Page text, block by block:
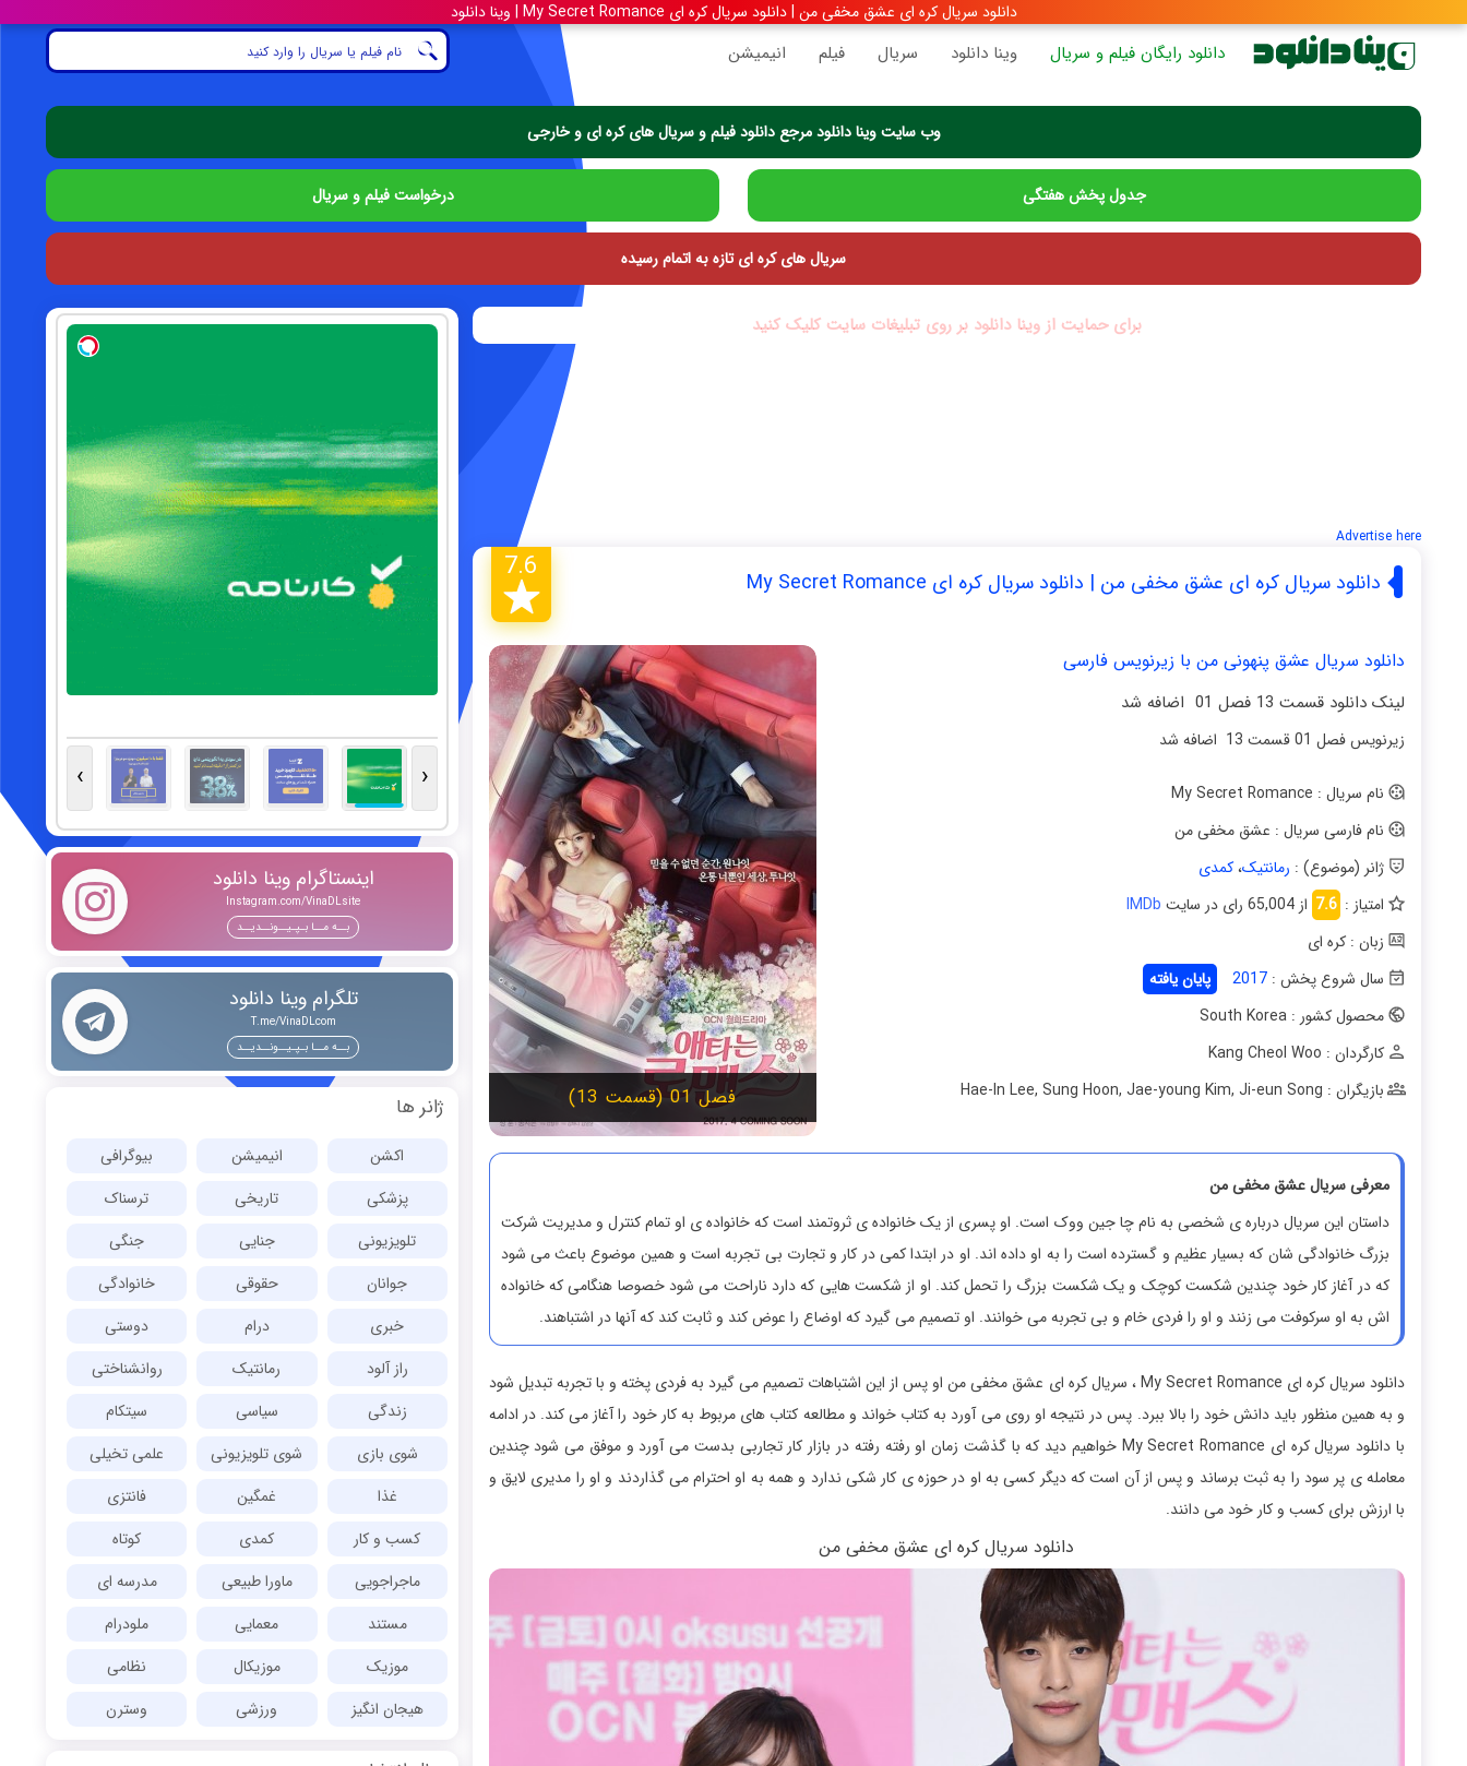
دانلود سریال کره ای عشق مخفی من | دانلود سریال کره ای My Secret Romance | وینا دانلود
دانلود رایگان فیلم و سریال وینا دانلود سریال فیلم انیمیشن
وب سایت وینا دانلود مرجع دانلود فیلم و سریال های کره ای و خارجی
جدول پخش هفتگی درخواست فیلم و سریال
سریال های کره ای تازه به اتمام رسیده
برای حمایت از وینا دانلود بر روی تبلیغات سایت کلیک کنید
Advertise here
دانلود سریال کره ای عشق مخفی من | دانلود سریال کره ای My Secret Romance 7.6
فصل 01 (قسمت 13)
دانلود سریال عشق پنهونی من با زیرنویس فارسی
لینک دانلود قسمت 13 فصل 01 اضافه شد
زیرنویس فصل 01 قسمت 13 اضافه شد
نام سریال : My Secret Romance
نام فارسی سریال : عشق مخفی من
ژانر (موضوع) : رمانتیک،کمدی
امتیاز : 7.6 از 65,004 رای در سایت
IMDb
زبان : کره ای
سال شروع پخش : 2017
پایان یافته
محصول کشور : South Korea
کارگردان : Kang Cheol Woo
بازیگران : Hae-In Lee
, Sung Hoon, Jae-young Kim, Ji-eun Song
معرفی سریال عشق مخفی من
داستان این سریال درباره ی شخصی به نام چا جین ووک است. او پسری از یک خانواده ی ثروتمند است که خانواده ی او تمام کنترل و مدیریت شرکت
بزرگ خانوادگی شان که بسیار عظیم و گسترده است را به او داده اند. او در ابتدا کمی در کار و تجارت بی تجربه است و همین موضوع باعث می شود
که در آغاز کار خود چندین شکست کوچک و یک شکست بزرگ را تحمل کند. او از شکست هایی که دارد ناراحت می شود خصوصا هنگامی که خانواده
اش به او سرکوفت می زنند و او را فردی خام و بی تجربه می خوانند. او تصمیم می گیرد که اوضاع را عوض کند و ثابت کند که آنها در اشتباهند.
دانلود سریال کره ای My Secret Romance ، سریال کره ای عشق مخفی من او پس از این اشتباهات تصمیم می گیرد به فردی پخته و با تجربه تبدیل شود
و به همین منظور باید دانش خود را بالا ببرد. پس در نتیجه او روی می آورد به کتاب خواند و مطالعه کتاب های مربوط به کار خود را آغاز می کند. در ادامه
با دانلود سریال کره ای My Secret Romance خواهیم دید که با گذشت زمان او رفته رفته در بازار کار تجاربی بدست می آورد و موفق می شود چندین
معامله ی پر سود را به ثبت برساند و پس از آن است که دیگر کسی به او در حوزه ی کار شکی ندارد و همه به او احترام می گذاردند و او را مدیری لایق و
با ارزش برای کسب و کار خود می دانند.
دانلود سریال کره ای عشق مخفی من
‹
›
اینستاگرام وینا دانلود
Instagram.com/VinaDLsite
بــه مــا بـپـیــونــدیــد
تلگرام وینا دانلود
T.me/VinaDLcom
بــه مــا بـپـیــونــدیــد
ژانر ها
اکشن انیمیشن
بیوگرافی
پزشکی
تاریخی
ترسناک
تلویزیونی
جنایی
جنگی
جوانان
حقوقی
خانوادگی
خبری
درام
دوستی
راز آلود
رمانتیک
روانشناختی
زندگی
سیاسی
سیتکام
شوی بازی
شوی تلویزیونی
علمی تخیلی
غذا
غمگین
فانتزی
کسب و کار
کمدی
کوتاه
ماجراجویی
ماورا طبیعی
مدرسه ای
مستند
معمایی
ملودرام
موزیک
موزیکال
نظامی
هیجان انگیز
ورزشی وسترن